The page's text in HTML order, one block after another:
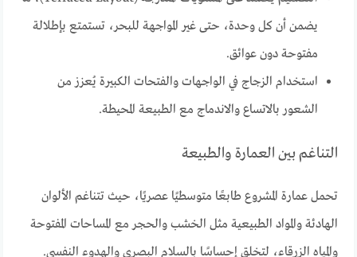
يضمن أن كل وحدة، حتى غير المواجهة للبحر، تستمتع بإطلالة
مفتوحة دون عوائق.
استخدام الزجاج في الواجهات والفتحات الكبيرة يُعزز من
الشعور بالاتساع والاندماج مع الطبيعة المحيطة.
التناغم بين العمارة والطبيعة
تحمل عمارة المشروع طابعًا متوسطيًا عصريًا، حيث تتناغم الألوان
الهادئة والمواد الطبيعية مثل الخشب والحجر مع المساحات المفتوحة
والمياه الزرقاء، لتخلق إحساسًا بالسلام البصري والهدوء النفسي.